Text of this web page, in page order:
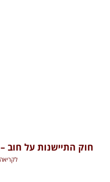
חוק התיישנות על חוב